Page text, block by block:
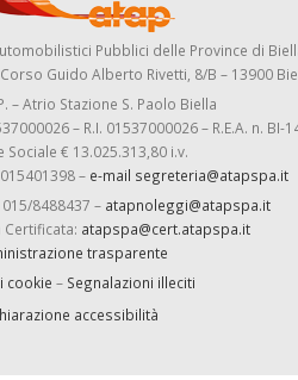
Pubblici delle Province di
Guido Alberto Rivetti, 8/B – 13900
– Atrio Stazione S. Paolo Biella
– R.I. 01537000026 – R.E.A. n. BI-
Sociale € 13.025.313,80 i.v.
– e-mail segreteria@atapspa.it
8488437 – atapnoleggi@atapspa.it
Certificata: atapspa@cert.atapspa.it
trasparente
cookie – Segnalazioni illeciti
accessibilità